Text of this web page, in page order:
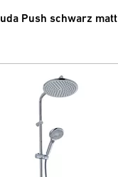
Push schwarz matt